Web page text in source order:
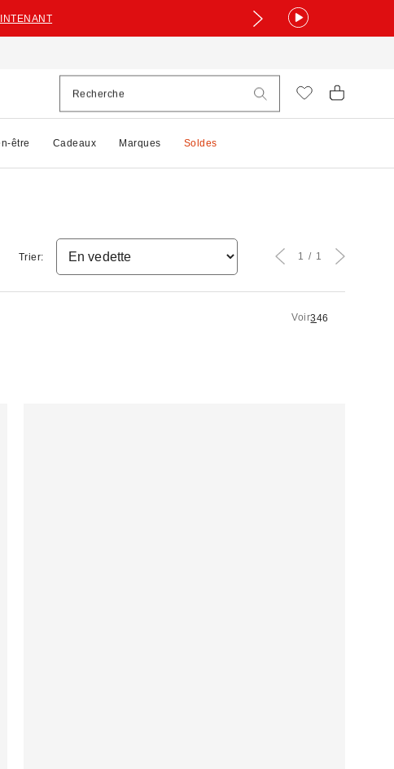
être Cadeaux Marques Soldes
Voir346
Trier: 1 1